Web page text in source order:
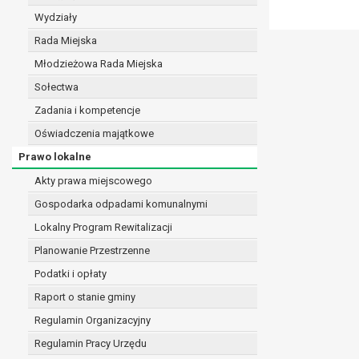
Wydziały
Rada Miejska
Młodzieżowa Rada Miejska
Sołectwa
Zadania i kompetencje
Oświadczenia majątkowe
Prawo lokalne
Akty prawa miejscowego
Gospodarka odpadami komunalnymi
Lokalny Program Rewitalizacji
Planowanie Przestrzenne
Podatki i opłaty
Raport o stanie gminy
Regulamin Organizacyjny
Regulamin Pracy Urzędu
realizacji zadań wynikających z przepisów
zawarcia i realizacji umów;
ochrony żywotnych interesów osoby, której
w pozostałych przypadkach dane osobowe
W związku z przetwarzaniem danych w celu
osobowych. Odbiorcami mogą być:
Pani/Pana dane osobowe będą przetwarzane przez
przepisy prawa powszechnie obowiązującego.
W przypadku, gdy dane osobowe przetwarzane są na
W przypadku, gdy dane osobowe przetwarzane są w
czasie w zakresie wymaganym przez przepisy prawa
rozliczeniu umowy, do czasu wycofania tej zgody.
Ponadto w przypadku umów o dofinansowanie dane
beneficjentem a określoną instytucją, trwałości
W związku z przetwarzaniem przez administratora
prawo dostępu do treści danych oraz